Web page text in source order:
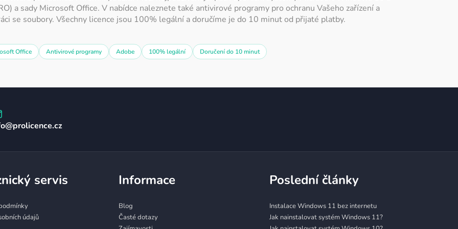
a sady Microsoft Office. V nabídce naleznete také antivirové programy pro ochranu Vašeho zařízení a
se soubory. Všechny licence jsou 100% legální a doručíme je do 10 minut od přijaté platby.
Office Antivirové programy Adobe 100% legální Doručení do 10 minut
servis
údajů
Informace
Blog
Časté dotazy
Poslední články
Instalace Windows 11 bez internetu
Jak nainstalovat systém Windows 11?
@prolicence.cz